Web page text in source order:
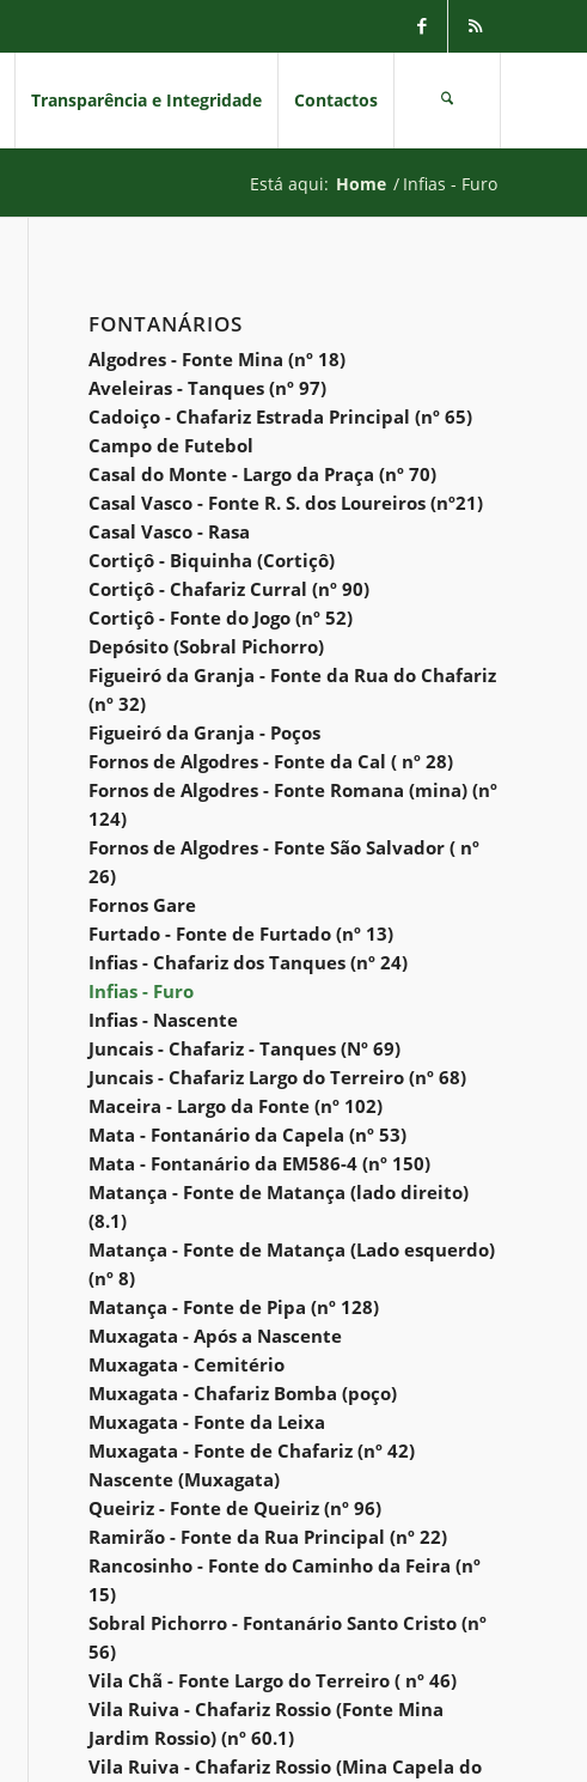
Transparência e Integridade Contactos
Está aqui: Home / Infias - Furo
FONTANÁRIOS
Algodres - Fonte Mina (nº 18)
Aveleiras - Tanques (nº 97)
Cadoiço - Chafariz Estrada Principal (nº 65)
Campo de Futebol
Casal do Monte - Largo da Praça (nº 70)
Casal Vasco - Fonte R. S. dos Loureiros (nº21)
Casal Vasco - Rasa
Cortiçô - Biquinha (Cortiçô)
Cortiçô - Chafariz Curral (nº 90)
Cortiçô - Fonte do Jogo (nº 52)
Depósito (Sobral Pichorro)
Figueiró da Granja - Fonte da Rua do Chafariz
(nº 32)
Figueiró da Granja - Poços
Fornos de Algodres - Fonte da Cal ( nº 28)
Fornos de Algodres - Fonte Romana (mina) (nº
124)
Fornos de Algodres - Fonte São Salvador ( nº
26)
Fornos Gare
Furtado - Fonte de Furtado (nº 13)
Infias - Chafariz dos Tanques (nº 24)
Infias - Furo
Infias - Nascente
Juncais - Chafariz - Tanques (Nº 69)
Juncais - Chafariz Largo do Terreiro (nº 68)
Maceira - Largo da Fonte (nº 102)
Mata - Fontanário da Capela (nº 53)
Mata - Fontanário da EM586-4 (nº 150)
Matança - Fonte de Matança (lado direito)
(8.1)
Matança - Fonte de Matança (Lado esquerdo)
(nº 8)
Matança - Fonte de Pipa (nº 128)
Muxagata - Após a Nascente
Muxagata - Cemitério
Muxagata - Chafariz Bomba (poço)
Muxagata - Fonte da Leixa
Muxagata - Fonte de Chafariz (nº 42)
Nascente (Muxagata)
Queiriz - Fonte de Queiriz (nº 96)
Ramirão - Fonte da Rua Principal (nº 22)
Rancosinho - Fonte do Caminho da Feira (nº
15)
Sobral Pichorro - Fontanário Santo Cristo (nº
56)
Vila Chã - Fonte Largo do Terreiro ( nº 46)
Vila Ruiva - Chafariz Rossio (Fonte Mina
Jardim Rossio) (nº 60.1)
Vila Ruiva - Chafariz Rossio (Mina Capela do